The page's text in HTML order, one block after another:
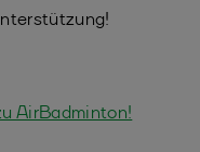
AirBadminton!